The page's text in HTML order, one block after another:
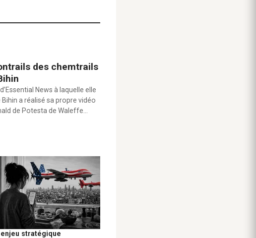
des chemtrails
News à laquelle elle
a réalisé sa propre vidéo
de Potesta de Waleffe…
enjeu stratégique